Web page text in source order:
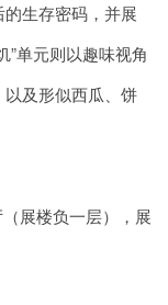
生存密码，并展
”单元则以趣味视角
及形似西瓜、饼
展楼负一层），展